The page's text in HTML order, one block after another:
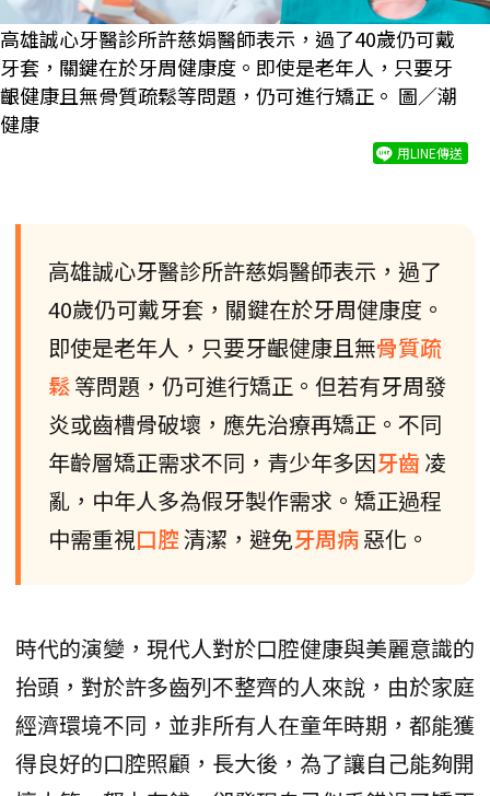
高雄誠心牙醫診所許慈娟醫師表示，過了40歲仍可戴
牙套，關鍵在於牙周健康度。即使是老年人，只要牙
齦健康且無骨質疏鬆等問題，仍可進行矯正。 圖／潮
健康
用LINE傳送
高雄誠心牙醫診所許慈娟醫師表示，過了
40歲仍可戴牙套，關鍵在於牙周健康度。
即使是老年人，只要牙齦健康且無骨質疏
鬆等問題，仍可進行矯正。但若有牙周發
炎或齒槽骨破壞，應先治療再矯正。不同
年齡層矯正需求不同，青少年多因牙齒凌
亂，中年人多為假牙製作需求。矯正過程
中需重視口腔清潔，避免牙周病惡化。
時代的演變，現代人對於口腔健康與美麗意識的
抬頭，對於許多齒列不整齊的人來說，由於家庭
經濟環境不同，並非所有人在童年時期，都能獲
得良好的口腔照顧，長大後，為了讓自己能夠開